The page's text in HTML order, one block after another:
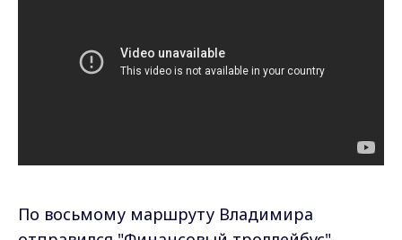
По восьмому маршруту Владимира